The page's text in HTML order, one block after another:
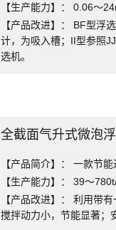
【生产能力】： 0.06～
【产品改进】： BF型浮
计，为吸入槽；II型参照
选机。
全截面气升式微泡
【产品简介】： 一款节
【生产能力】： 39～
【产品改进】： 利用带
搅拌动力小，节能显著；